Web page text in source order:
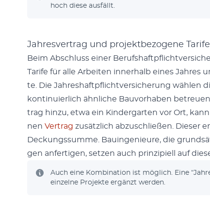
hoch diese aus­fällt.
Jahresvertrag und projektbezogene Tarife
Beim Abschluss ein­er
Tar­ife für alle Arbeit­en inner­halb eines Jahres
te. Die Jahre­shaftpflichtver­sicherung wählen
kon­tinuier­lich ähn­liche Bau­vorhaben
trag hinzu, etwa ein Kinder­garten vor Ort,
nen Ver­trag zusät­zlich abzuschließen. Dieser
Deck­ungssumme. Bauin­ge­nieure, die
gen anfer­ti­gen, set­zen auch prinzip­iell auf
Auch eine Kom­bi­na­tion ist möglich. Eine
einzelne Pro­jek­te ergänzt wer­den.